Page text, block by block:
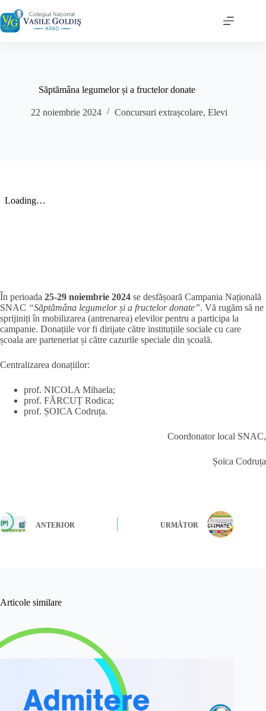
la
conținut
Săptămâna legumelor și a fructelor donate
22 noiembrie 2024 Concursuri extrașcolare, Elevi
În perioada 25-29 noiembrie 2024 se desfășoară Campania Națională
SNAC “Săptămâna legumelor și a fructelor donate”. Vă rugăm să ne
sprijiniți în mobilizarea (antrenarea) elevilor pentru a participa la
campanie. Donațiile vor fi dirijate către instituțiile sociale cu care
școala are parteneriat și către cazurile speciale din școală.
Centralizarea donațiilor:
prof. NICOLA Mihaela;
prof. FĂRCUȚ Rodica;
prof. ȘOICA Codruța.
Coordonator local SNAC,
Șoica Codruța
ANTERIOR URMĂTOR
Articole similare